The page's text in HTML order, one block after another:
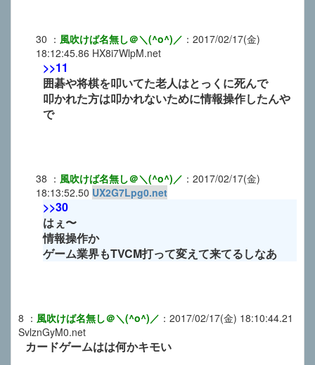
30 ： 風吹けば名無し＠＼(^o^)／ ： 2017/02/17(金)
18:12:45.86 HX8i7WlpM.net
>>11
囲碁や将棋を叩いてた老人はとっくに死んで
叩かれた方は叩かれないために情報操作したんや
で
38 ： 風吹けば名無し＠＼(^o^)／ ： 2017/02/17(金)
18:13:52.50 UX2G7Lpg0.net
>>30
はぇ〜
情報操作か
ゲーム業界もTVCM打って変えて来てるしなあ
8 ： 風吹けば名無し＠＼(^o^)／ ： 2017/02/17(金) 18:10:44.21
SvlznGyM0.net
カードゲームはは何かキモい